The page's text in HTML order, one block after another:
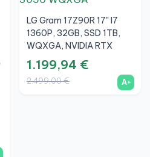
LG Gram 17Z90R 17" I7
1360P, 32GB, SSD 1TB,
WQXGA, NVIDIA RTX
3050 4GB, Nero, A+
1.199,94 €
2.499,00 € A+